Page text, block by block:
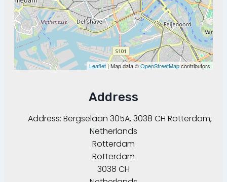
Leaflet | Map data ©OpenStreetMapcontributors
Address
Address: Bergselaan 305A, 3038 CH Rotterdam,
Netherlands
Rotterdam
Rotterdam
3038 CH